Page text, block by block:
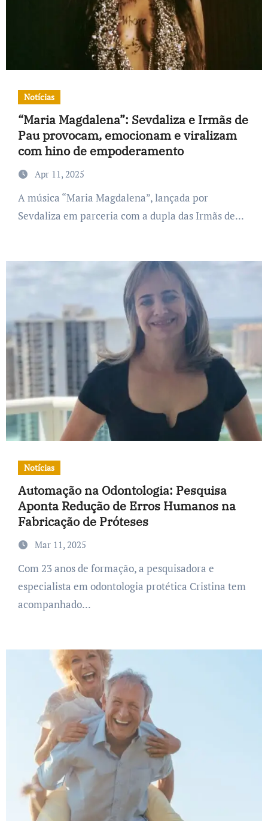
Notícias
“Maria Magdalena”: Sevdaliza e Irmãs de
Pau provocam, emocionam e viralizam
com hino de empoderamento
Apr 11, 2025
A música “Maria Magdalena”, lançada por
Sevdaliza em parceria com a dupla das Irmãs de...
Notícias
Automação na Odontologia: Pesquisa
Aponta Redução de Erros Humanos na
Fabricação de Próteses
Mar 11, 2025
Com 23 anos de formação, a pesquisadora e
especialista em odontologia protética Cristina tem
acompanhado...